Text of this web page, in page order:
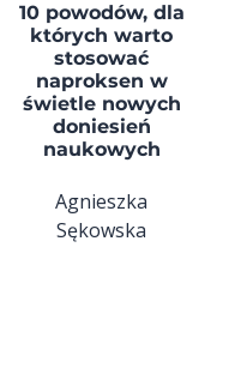
10 powodów, dla
których warto
stosować
naproksen w
świetle nowych
doniesień
naukowych
Agnieszka
Sękowska